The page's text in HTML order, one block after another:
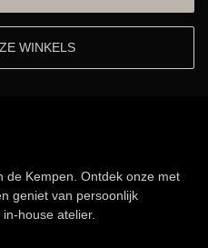
WINKELS
de Kempen. Ontdek onze met
geniet van persoonlijk
house atelier.